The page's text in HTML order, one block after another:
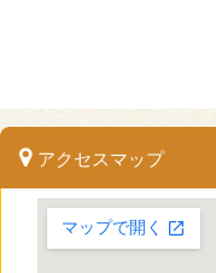
アクセスマップ